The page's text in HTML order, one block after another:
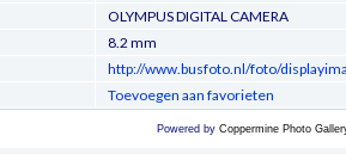
OLYMPUS DIGITAL CAMERA
8.2 mm
http://www.busfoto.nl/foto/
Toevoegen aan favorieten
Powered by Coppermine Photo